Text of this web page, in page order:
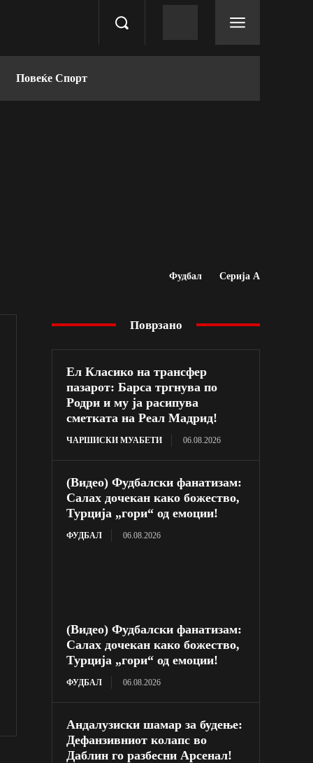
Повеќе Спорт
Фудбал Серија А
Поврзано
Ел Класико на трансфер
пазарот: Барса тргнува по
Родри и му ја расипува
сметката на Реал Мадрид!
ЧАРШИСКИ МУАБЕТИ 06.08.2026
(Видео) Фудбалски фанатизам:
Салах дочекан како божество,
Турција „гори“ од емоции!
ФУДБАЛ 06.08.2026
(Видео) Фудбалски фанатизам:
Салах дочекан како божество,
Турција „гори“ од емоции!
ФУДБАЛ 06.08.2026
Андалузиски шамар за будење:
Дефанзивниот колапс во
Даблин го разбесни Арсенал!